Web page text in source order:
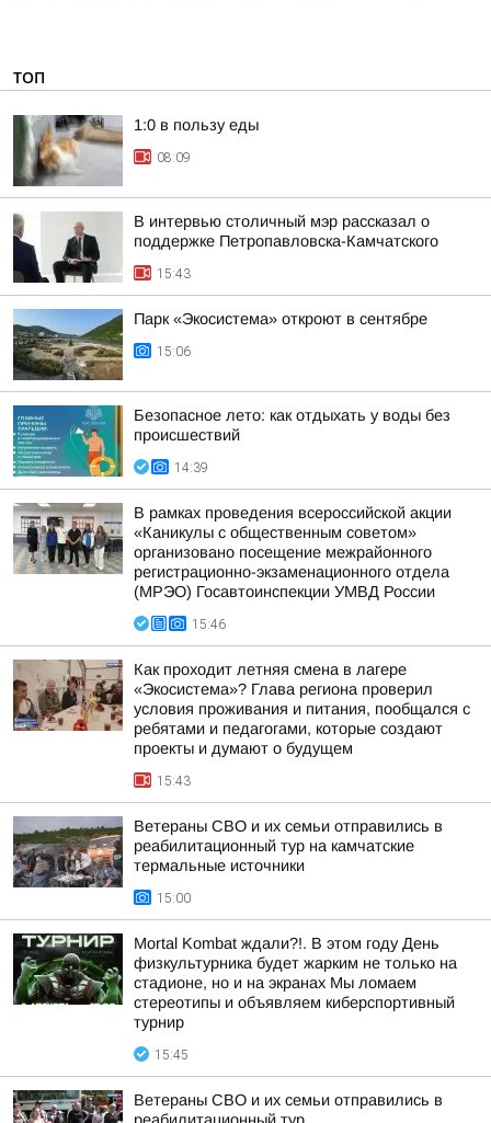
ТОП
1:0 в пользу еды
08:09
В интервью столичный мэр рассказал о
поддержке Петропавловска-Камчатского
15:43
Парк «Экосистема» откроют в сентябре
15:06
Безопасное лето: как отдыхать у воды без
происшествий
14:39
В рамках проведения всероссийской акции
«Каникулы с общественным советом»
организовано посещение межрайонного
регистрационно-экзаменационного отдела
(МРЭО) Госавтоинспекции УМВД России
15:46
Как проходит летняя смена в лагере
«Экосистема»? Глава региона проверил
условия проживания и питания, пообщался с
ребятами и педагогами, которые создают
проекты и думают о будущем
15:43
Ветераны СВО и их семьи отправились в
реабилитационный тур на камчатские
термальные источники
15:00
Mortal Kombat ждали?!. В этом году День
физкультурника будет жарким не только на
стадионе, но и на экранах Мы ломаем
стереотипы и объявляем киберспортивный
турнир
15:45
Ветераны СВО и их семьи отправились в